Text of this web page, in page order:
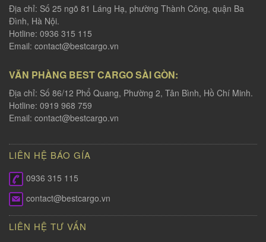
Địa chỉ: Số 25 ngõ 81 Láng Hạ, phường Thành Công, quận Ba
Đình, Hà Nội.
Hotline: 0936 315 115
Email: contact@bestcargo.vn
VĂN PHÀNG BEST CARGO SÀI GÒN:
Địa chỉ: Số 86/12 Phổ Quang, Phường 2, Tân Bình, Hồ Chí Minh.
Hotline: 0919 968 759
Email: contact@bestcargo.vn
LIÊN HỆ BÁO GÍA
0936 315 115
contact@bestcargo.vn
LIÊN HỆ TƯ VẤN